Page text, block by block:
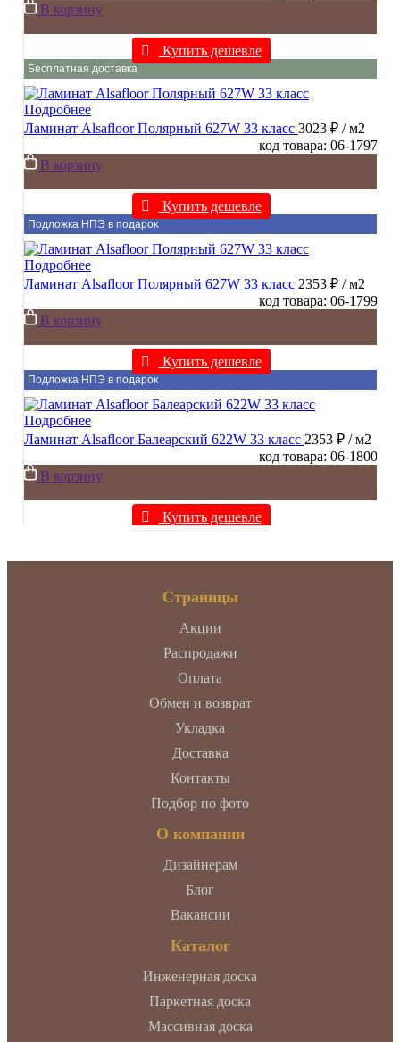
В корзину
Купить дешевле
Бесплатная доставка
Подробнее
Ламинат Alsafloor Полярный 627W 33 класс 3023 ₽ / м2
код товара: 06-1797
В корзину
Купить дешевле
Подложка НПЭ в подарок
Подробнее
Ламинат Alsafloor Полярный 627W 33 класс 2353 ₽ / м2
код товара: 06-1799
В корзину
Купить дешевле
Подложка НПЭ в подарок
Подробнее
Ламинат Alsafloor Балеарский 622W 33 класс 2353 ₽ / м2
код товара: 06-1800
В корзину
Купить дешевле
Страницы
Акции
Распродажи
Оплата
Обмен и возврат
Укладка
Доставка
Контакты
Подбор по фото
О компании
Дизайнерам
Блог
Вакансии
Каталог
Инженерная доска
Паркетная доска
Массивная доска